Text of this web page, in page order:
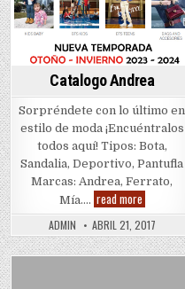
Catalogo Andrea
Sorpréndete con lo último en
estilo de moda ¡Encuéntralos
todos aquí! Tipos: Bota,
Sandalia, Deportivo, Pantufla
Marcas: Andrea, Ferrato,
Mía…. read moreCatalogo
Andrea
ADMIN ABRIL 21, 2017